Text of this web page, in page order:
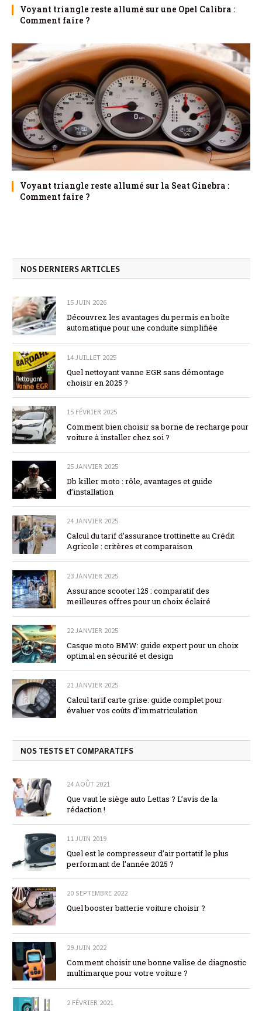
Voyant triangle reste allumé sur une Opel Calibra :
Comment faire ?
Voyant triangle reste allumé sur la Seat Ginebra :
Comment faire ?
NOS DERNIERS ARTICLES
15 JUIN 2026
Découvrez les avantages du permis en boîte
automatique pour une conduite simplifiée
14 JUILLET 2025
Quel nettoyant vanne EGR sans démontage
choisir en 2025 ?
15 FÉVRIER 2025
Comment bien choisir sa borne de recharge pour
voiture à installer chez soi ?
25 JANVIER 2025
Db killer moto : rôle, avantages et guide
d’installation
24 JANVIER 2025
Calcul du tarif d’assurance trottinette au Crédit
Agricole : critères et comparaison
23 JANVIER 2025
Assurance scooter 125 : comparatif des
meilleures offres pour un choix éclairé
22 JANVIER 2025
Casque moto BMW: guide expert pour un choix
optimal en sécurité et design
21 JANVIER 2025
Calcul tarif carte grise: guide complet pour
évaluer vos coûts d’immatriculation
NOS TESTS ET COMPARATIFS
24 AOÛT 2021
Que vaut le siège auto Lettas ? L’avis de la
rédaction !
11 JUIN 2019
Quel est le compresseur d’air portatif le plus
performant de l’année 2025 ?
20 SEPTEMBRE 2022
Quel booster batterie voiture choisir ?
29 JUIN 2022
Comment choisir une bonne valise de diagnostic
multimarque pour votre voiture ?
2 FÉVRIER 2021